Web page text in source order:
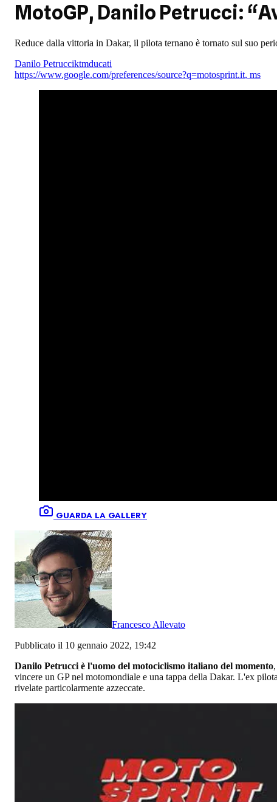
MotoGP, Danilo Petrucci:
Reduce dalla vittoria in Dakar, il pilota ternano è tornato sul suo
Danilo Petrucciktmducati
https://www.google.com/preferences/source?q=motosprint.it, ms
GUARDA LA GALLERY
Francesco Allevato
Pubblicato il 10 gennaio 2022, 19:42
Danilo Petrucci è l'uomo del motociclismo italiano del momento,
vincere un GP nel motomondiale e una tappa della Dakar. L'ex
rivelate particolarmente azzeccate.